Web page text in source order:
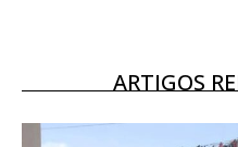
ARTIGOS